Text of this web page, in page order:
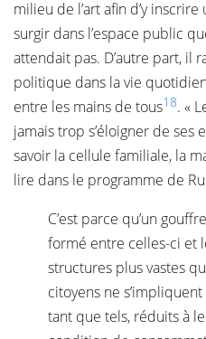
milieu de l’art afin d’y
surgir dans l’espace public
attendait pas. D’autre part, il
politique dans la vie
entre les mains de tous18. «
jamais trop s’éloigner de ses
savoir la cellule familiale, la
lire dans le programme de
C’est parce qu’un
formé entre celles-ci et
structures plus vastes
citoyens ne
tant que tels, réduits à